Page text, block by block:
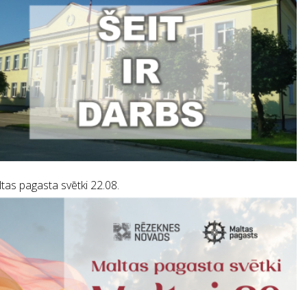
pagasta svētki 22.08.